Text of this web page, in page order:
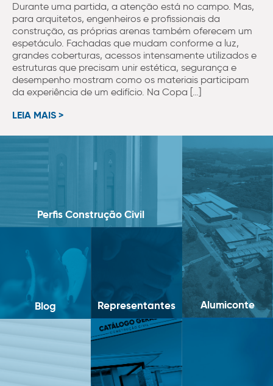
Durante uma partida, a atenção está no campo. Mas,
para arquitetos, engenheiros e profissionais da
construção, as próprias arenas também oferecem um
espetáculo. Fachadas que mudam conforme a luz,
grandes coberturas, acessos intensamente utilizados e
estruturas que precisam unir estética, segurança e
desempenho mostram como os materiais participam
da experiência de um edifício. Na Copa […]
LEIA MAIS >
Perfis Construção Civil
Alumiconte
Blog Representantes